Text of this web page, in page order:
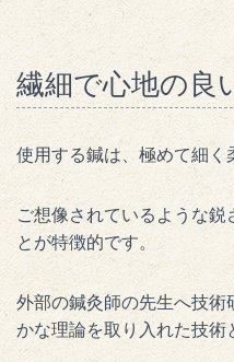
繊細で心地の良
使用する鍼は、極めて細く
ご想像されているような
とが特徴的です。
外部の鍼灸師の先生へ技
かな理論を取り入れた技術